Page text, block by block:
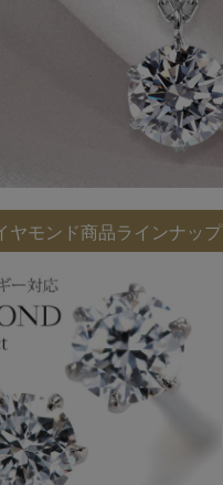
ヤモンド商品ラインナップ